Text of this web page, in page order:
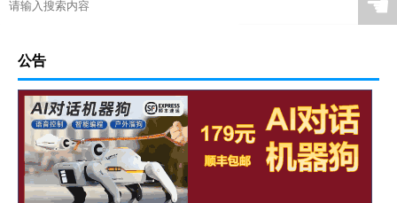
☚
公告